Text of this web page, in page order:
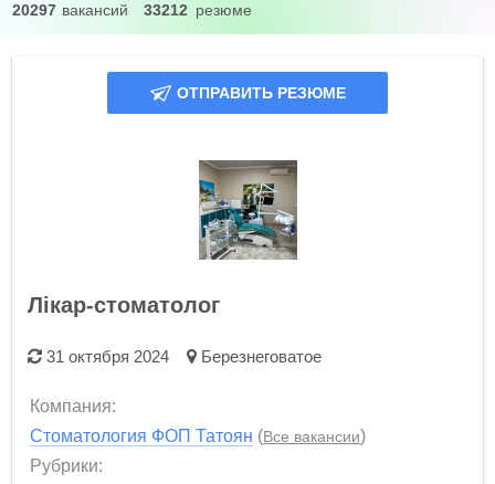
20297 вакансий 33212 резюме
ОТПРАВИТЬ РЕЗЮМЕ
Лікар-стоматолог
31 октября 2024 Березнеговатое
Компания:
Стоматология ФОП Татоян (Все вакансии)
Рубрики: